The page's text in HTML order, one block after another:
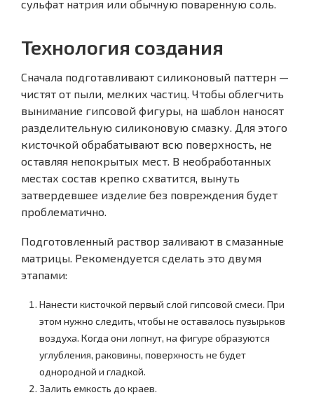
сульфат натрия или обычную поваренную соль.
Технология создания
Сначала подготавливают силиконовый паттерн —
чистят от пыли, мелких частиц. Чтобы облегчить
вынимание гипсовой фигуры, на шаблон наносят
разделительную силиконовую смазку. Для этого
кисточкой обрабатывают всю поверхность, не
оставляя непокрытых мест. В необработанных
местах состав крепко схватится, вынуть
затвердевшее изделие без повреждения будет
проблематично.
Подготовленный раствор заливают в смазанные
матрицы. Рекомендуется сделать это двумя
этапами:
Нанести кисточкой первый слой гипсовой смеси. При
этом нужно следить, чтобы не оставалось пузырьков
воздуха. Когда они лопнут, на фигуре образуются
углубления, раковины, поверхность не будет
однородной и гладкой.
Залить емкость до краев.